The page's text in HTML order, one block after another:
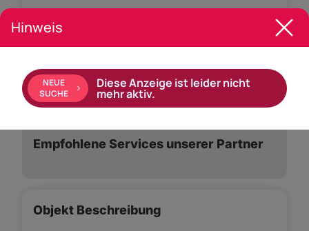
Bad mit: Dusche
Empfohlene Services unserer Partner
Objekt Beschreibung
Hinweis
NEUE
SUCHE
Diese Anzeige ist leider nicht
mehr aktiv.